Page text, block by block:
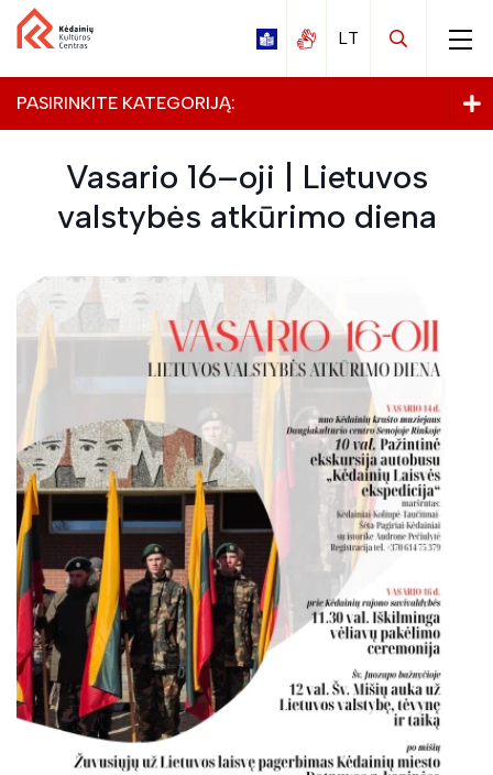
Kalnaberžės
Nociūnų
Pelėdnagių
Surviliškio
Tiskūnų
Vilainių
PASIRINKITE KATEGORIJĄ:
ArchyvasVasario 16–oji | Lietuvos
valstybės atkūrimo diena